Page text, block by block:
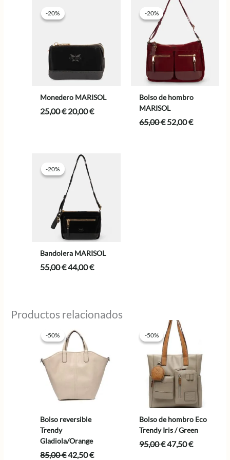
-20%
-20%
Monedero MARISOL
25,00€El
20,00€El
-20%
-20%
Bolso de hombro
MARISOL
65,00€ El
52,00€El
-20%
-20%
Bandolera MARISOL
55,00€El
44,00€El
Productos relacionados
-50%
-50%
Bolso reversible
Trendy
Gladiola/Orange
85,00€El
42,50€El
-50%
-50%
Bolso de hombro Eco
Trendy Iris / Green
95,00€El
47,50€El